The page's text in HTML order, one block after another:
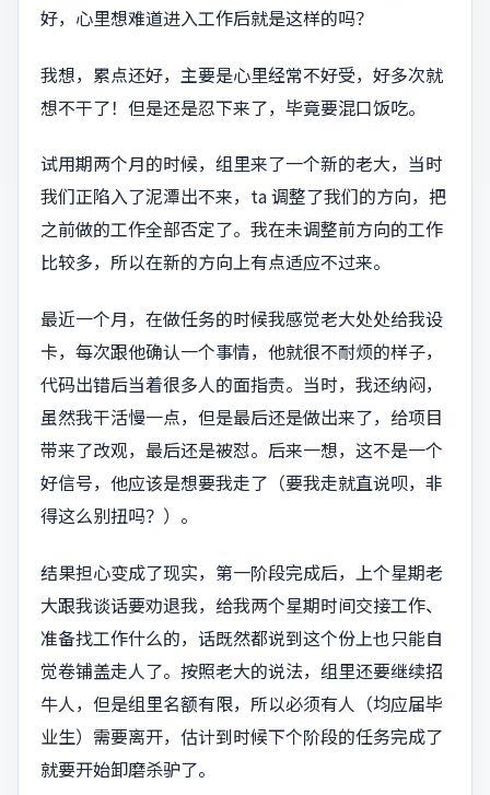
好，心里想难道进入工作后就是这样的吗？
我想，累点还好，主要是心里经常不好受，好多次就
想不干了！但是还是忍下来了，毕竟要混口饭吃。
试用期两个月的时候，组里来了一个新的老大，当时
我们正陷入了泥潭出不来，ta 调整了我们的方向，把
之前做的工作全部否定了。我在未调整前方向的工作
比较多，所以在新的方向上有点适应不过来。
最近一个月，在做任务的时候我感觉老大处处给我设
卡，每次跟他确认一个事情，他就很不耐烦的样子，
代码出错后当着很多人的面指责。当时，我还纳闷，
虽然我干活慢一点，但是最后还是做出来了，给项目
带来了改观，最后还是被怼。后来一想，这不是一个
好信号，他应该是想要我走了（要我走就直说呗，非
得这么别扭吗？）。
结果担心变成了现实，第一阶段完成后，上个星期老
大跟我谈话要劝退我，给我两个星期时间交接工作、
准备找工作什么的，话既然都说到这个份上也只能自
觉卷铺盖走人了。按照老大的说法，组里还要继续招
牛人，但是组里名额有限，所以必须有人（均应届毕
业生）需要离开，估计到时候下个阶段的任务完成了
就要开始卸磨杀驴了。